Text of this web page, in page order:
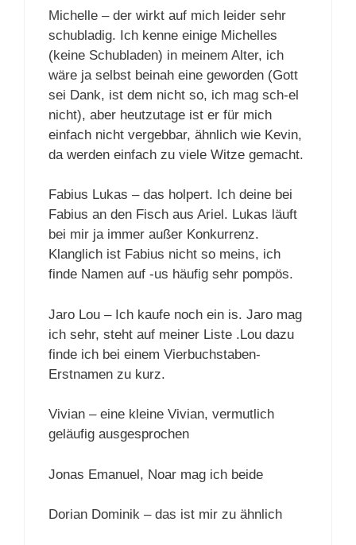
Michelle – der wirkt auf mich leider sehr
schubladig. Ich kenne einige Michelles
(keine Schubladen) in meinem Alter, ich
wäre ja selbst beinah eine geworden (Gott
sei Dank, ist dem nicht so, ich mag sch-el
nicht), aber heutzutage ist er für mich
einfach nicht vergebbar, ähnlich wie Kevin,
da werden einfach zu viele Witze gemacht.
Fabius Lukas – das holpert. Ich deine bei
Fabius an den Fisch aus Ariel. Lukas läuft
bei mir ja immer außer Konkurrenz.
Klanglich ist Fabius nicht so meins, ich
finde Namen auf -us häufig sehr pompös.
Jaro Lou – Ich kaufe noch ein is. Jaro mag
ich sehr, steht auf meiner Liste .Lou dazu
finde ich bei einem Vierbuchstaben-
Erstnamen zu kurz.
Vivian – eine kleine Vivian, vermutlich
geläufig ausgesprochen
Jonas Emanuel, Noar mag ich beide
Dorian Dominik – das ist mir zu ähnlich